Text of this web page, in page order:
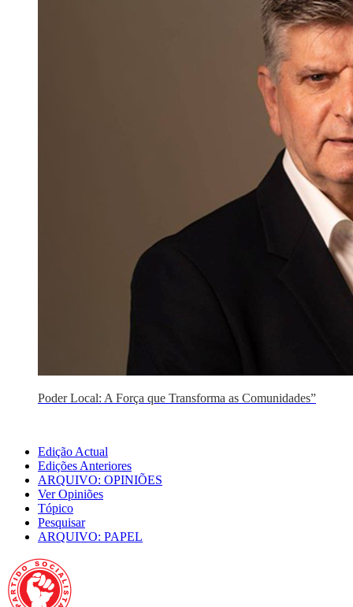
Poder Local: A Força que Transforma as Comunidades”
Edição Actual
Edições Anteriores
ARQUIVO: OPINIÕES
Ver Opiniões
Tópico
Pesquisar
ARQUIVO: PAPEL